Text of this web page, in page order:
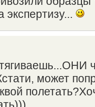
экспертизу...
может